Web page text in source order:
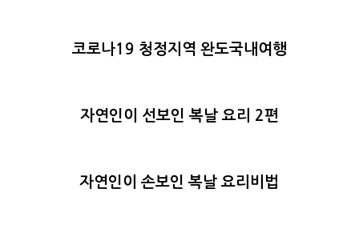
코로나19 청정지역 완도국내여행
자연인이 선보인 복날 요리 2편
자연인이 손보인 복날 요리비법